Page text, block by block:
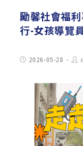
勵馨社會福
行-女孩導覽
Post2026-05-28